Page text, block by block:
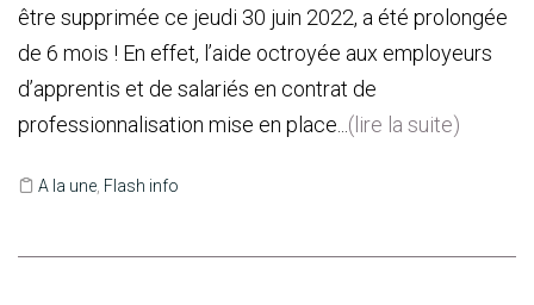
être supprimée ce jeudi 30 juin 2022, a été prolongée
de 6 mois ! En effet, l’aide octroyée aux employeurs
d’apprentis et de salariés en contrat de
professionnalisation mise en place...(lire la suite)
A la une, Flash info